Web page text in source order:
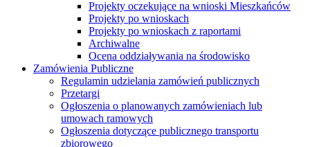
Projekty oczekujące na wnioski Mieszkańców
Projekty po wnioskach
Projekty po wnioskach z raportami
Archiwalne
Ocena oddziaływania na środowisko
Zamówienia Publiczne
Regulamin udzielania zamówień publicznych
Przetargi
Ogłoszenia o planowanych zamówieniach lub
umowach ramowych
Ogłoszenia dotyczące publicznego transportu
zbiorowego